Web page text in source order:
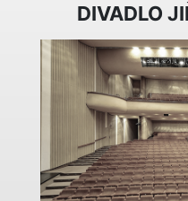
DIVADLO